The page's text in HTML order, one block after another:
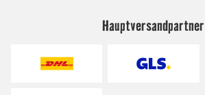
Hauptversandpartner